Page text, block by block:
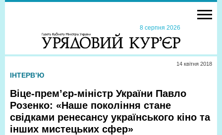
8 серпня 2026
14 квiтня 2018
ІНТЕРВ’Ю
Віце-прем’єр-міністр України Павло
Розенко: «Наше покоління стане
свідками ренесансу українського кіно та
інших мистецьких сфер»